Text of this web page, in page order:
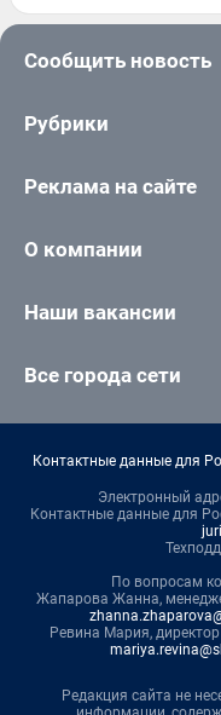
Сообщить новость
Рубрики
Реклама на сайте
О компании
Наши вакансии
Все города сети
Контактные данные для
Электронный
Контактные данные для
По вопросам
Жапарова Жанна,
Ревина Мария,
Редакция сайта не